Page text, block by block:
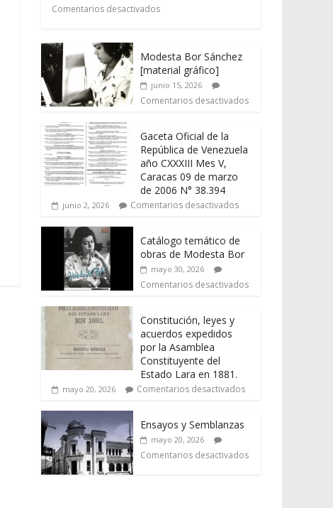
Comentarios desactivados
Modesta Bor Sánchez
[material gráfico]
junio 15, 2026
Comentarios desactivados
Gaceta Oficial de la
República de Venezuela
año CXXXIII Mes V,
Caracas 09 de marzo
de 2006 N° 38.394
junio 2, 2026 Comentarios desactivados
Catálogo temático de
obras de Modesta Bor
mayo 30, 2026
Comentarios desactivados
Constitución, leyes y
acuerdos expedidos
por la Asamblea
Constituyente del
Estado Lara en 1881.
mayo 20, 2026 Comentarios desactivados
Ensayos y Semblanzas
mayo 20, 2026
Comentarios desactivados